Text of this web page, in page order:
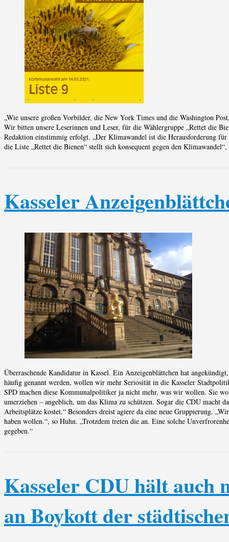
„Wie unsere großen Vorbilder, die New York Times und die Washington
Wir bitten unsere Leserinnen und Leser, für die Wählergruppe „Rettet die
Redaktion einstimmig erfolgt. „Der Klimawandel ist die Herausforderung
die Liste „Rettet die Bienen“ stellt sich konsequent gegen den
Kasseler
Überraschende Kandidatur in Kassel. Ein Anzeigenblättchen hat
häufig genannt werden, wollen wir mehr Seriosität in die Kasseler
SPD machen diese Kommunalpolitiker ja nicht mehr, was wir wollen. Sie
umerziehen – angeblich, um das Klima zu schützen. Sogar die CDU macht
Arbeitsplätze kostet.“ Besonders dreist agiere da eine neue Gruppierung.
haben wollen.“, so Huhn. „Trotzdem treten die an. Eine solche
gegeben.“
Kasseler CDU hält auch
an Boykott der